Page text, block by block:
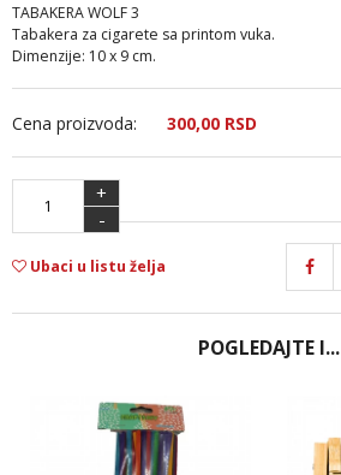
TABAKERA WOLF 3
Tabakera za cigarete sa printom vuka.
Dimenzije: 10 x 9 cm.
Cena proizvoda: 300,00 RSD
+
-
Ubaci u listu želja
POGLEDAJTE I...